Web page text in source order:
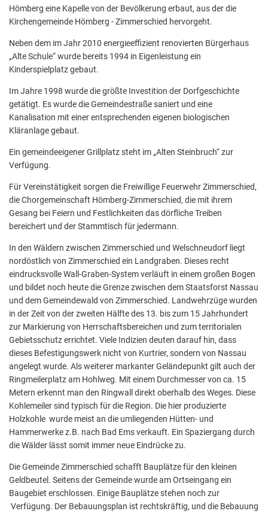
Hömberg eine Kapelle von der Bevölkerung erbaut, aus der die
Kirchengemeinde Hömberg - Zimmerschied hervorgeht.
Neben dem im Jahr 2010 energieeffizient renovierten Bürgerhaus
„Alte Schule“ wurde bereits 1994 in Eigenleistung ein
Kinderspielplatz gebaut.
Im Jahre 1998 wurde die größte Investition der Dorfgeschichte
getätigt. Es wurde die Gemeindestraße saniert und eine
Kanalisation mit einer entsprechenden eigenen biologischen
Kläranlage gebaut.
Ein gemeindeeigener Grillplatz steht im „Alten Steinbruch“ zur
Verfügung.
Für Vereinstätigkeit sorgen die Freiwillige Feuerwehr Zimmerschied,
die Chorgemeinschaft Hömberg-Zimmerschied, die mit ihrem
Gesang bei Feiern und Festlichkeiten das dörfliche Treiben
bereichert und der Stammtisch für jedermann.
In den Wäldern zwischen Zimmerschied und Welschneudorf liegt
nordöstlich von Zimmerschied ein Landgraben. Dieses recht
eindrucksvolle Wall-Graben-System verläuft in einem großen Bogen
und bildet noch heute die Grenze zwischen dem Staatsforst Nassau
und dem Gemeindewald von Zimmerschied. Landwehrzüge wurden
in der Zeit von der zweiten Hälfte des 13. bis zum 15 Jahrhundert
zur Markierung von Herrschaftsbereichen und zum territorialen
Gebietsschutz errichtet. Viele Indizien deuten darauf hin, dass
dieses Befestigungswerk nicht von Kurtrier, sondern von Nassau
angelegt wurde. Als weiterer markanter Geländepunkt gilt auch der
Ringmeilerplatz am Hohlweg. Mit einem Durchmesser von ca. 15
Metern erkennt man den Ringwall direkt oberhalb des Weges. Diese
Kohlemeiler sind typisch für die Region. Die hier produzierte
Holzkohle wurde meist an die umliegenden Hütten- und
Hammerwerke z.B. nach Bad Ems verkauft. Ein Spaziergang durch
die Wälder lässt somit immer neue Eindrücke zu.
Die Gemeinde Zimmerschied schafft Bauplätze für den kleinen
Geldbeutel. Seitens der Gemeinde wurde am Ortseingang ein
Baugebiet erschlossen. Einige Bauplätze stehen noch zur
Verfügung. Der Bebauungsplan ist rechtskräftig, und die Bebauung